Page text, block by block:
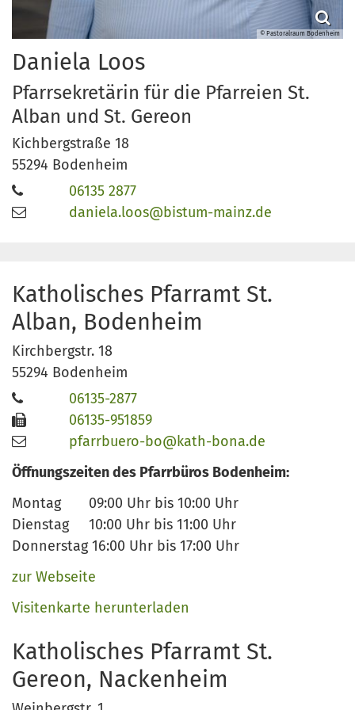
© Pastoralraum Bodenheim
Daniela Loos
Pfarrsekretärin für die Pfarreien St.
Alban und St. Gereon
Kichbergstraße 18
55294 Bodenheim
06135 2877
daniela.loos@bistum-mainz.de
Katholisches Pfarramt St.
Alban, Bodenheim
Kirchbergstr. 18
55294 Bodenheim
06135-2877
06135-951859
pfarrbuero-bo@kath-bona.de
Öffnungszeiten des Pfarrbüros Bodenheim:
Montag 09:00 Uhr bis 10:00 Uhr
Dienstag 10:00 Uhr bis 11:00 Uhr
Donnerstag 16:00 Uhr bis 17:00 Uhr
zur Webseite
Visitenkarte herunterladen
Katholisches Pfarramt St.
Gereon, Nackenheim